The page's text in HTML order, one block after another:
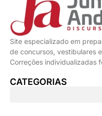
Site especializado em
de concursos, vestibulares
Correções individualizadas
CATEGORIAS